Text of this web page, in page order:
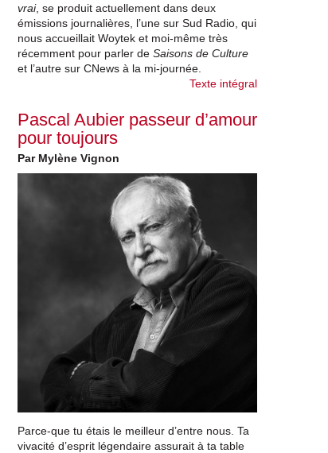
vrai, se produit actuellement dans deux
émissions journalières, l’une sur Sud Radio, qui
nous accueillait Woytek et moi-même très
récemment pour parler de Saisons de Culture
et l’autre sur CNews à la mi-journée.
Texte intégral
Pascal Aubier passeur d’amour
pour toujours
Par Mylène Vignon
Parce-que tu étais le meilleur d’entre nous. Ta
vivacité d’esprit légendaire assurait à ta table